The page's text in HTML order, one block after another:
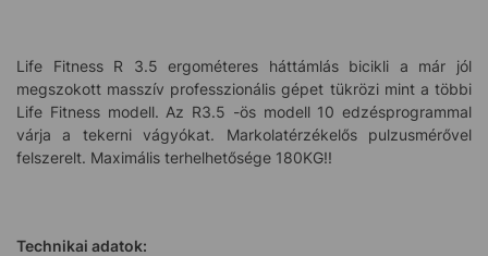
Life Fitness R 3.5 ergométeres háttámlás bicikli a már jól
megszokott masszív professzionális gépet tükrözi mint a többi
Life Fitness modell. Az R3.5 -ös modell 10 edzésprogrammal
várja a tekerni vágyókat. Markolatérzékelős pulzusmérővel
felszerelt. Maximális terhelhetősége 180KG!!
Technikai adatok: